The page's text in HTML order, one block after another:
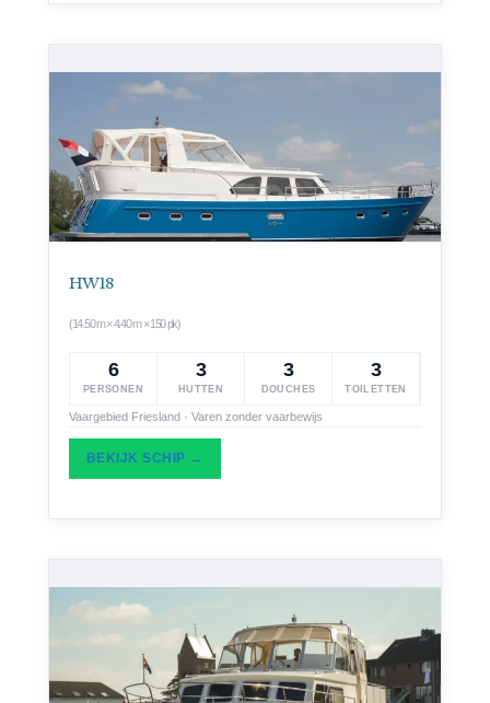
HW 18
(14.50 m × 4.40 m × 150 pk)
6
PERSONEN
3
HUTTEN
3
DOUCHES
3
TOILETTEN
Vaargebied Friesland · Varen zonder vaarbewijs
BEKIJK SCHIP →